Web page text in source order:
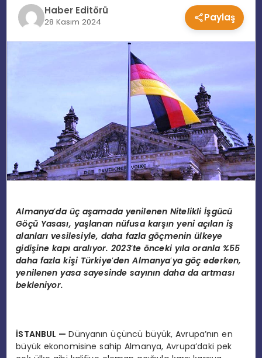
EĞITIM
Haber Editörü
28 Kasım 2024 Paylaş
Almanya’da üç aşamada yenilenen Nitelikli İşgücü
Göçü Yasası, yaşlanan nüfusa karşın yeni açılan iş
alanları vesilesiyle, daha fazla göçmenin ülkeye
gidişine kapı aralıyor. 2023’teönceki yıla oranla %55
daha fazla kişi Türkiye’den Almanya’ya göç ederken,
yenilenen yasa sayesinde sayının daha da artması
bekleniyor.
İSTANBUL —Dünyanın üçüncü büyük, Avrupa’nın en
büyük ekonomisine sahip Almanya, Avrupa’daki pek